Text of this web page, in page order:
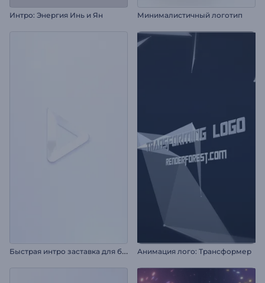
Интро: Энергия Инь и Ян Минималистичный логотип
Б
ыстрая интро заставка для бизнеса Анимация лого: Трансформер